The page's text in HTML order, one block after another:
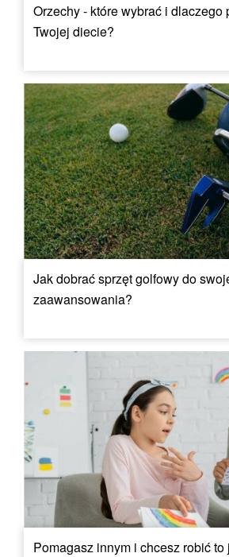
Orzechy - które wybrać i
Twojej diecie?
Jak dobrać sprzęt golfowy do
zaawansowania?
Pomagasz innym i chcesz robić